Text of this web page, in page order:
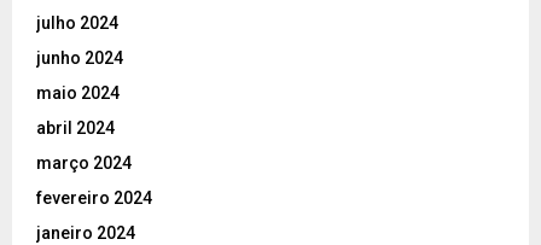
julho 2024
junho 2024
maio 2024
abril 2024
março 2024
fevereiro 2024
janeiro 2024